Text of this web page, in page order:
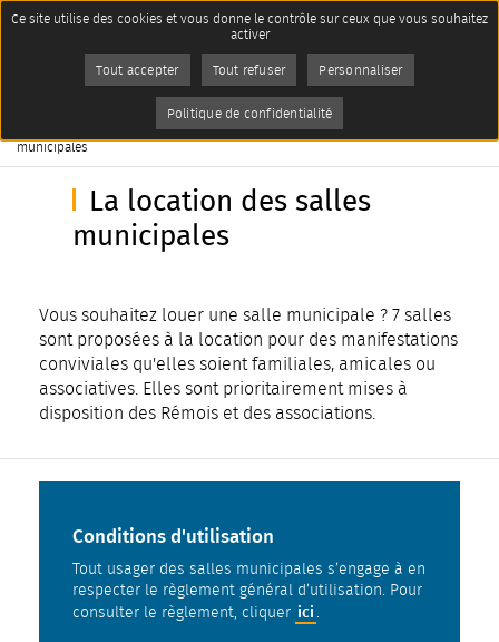
Accueil
La Maison de la Vie Associative
municipales
Imprimer
AddToAny (share) est désactivé.
La location des salles
municipales
Vous souhaitez louer une salle municipale ? 7 salles
sont proposées à la location pour des manifestations
conviviales qu'elles soient familiales, amicales ou
associatives. Elles sont prioritairement mises à
disposition des Rémois et des associations.
Conditions d'utilisation
Tout usager des salles municipales s’engage à en
respecter le règlement général d’utilisation. Pour
consulter le règlement, cliquer ici .
Panneau de gestion des cookies
Ce site utilise des cookies et vous donne le contrôle sur ceux que vous souhaitez
activer
Tout accepter Tout refuser Personnaliser
Politique de confidentialité